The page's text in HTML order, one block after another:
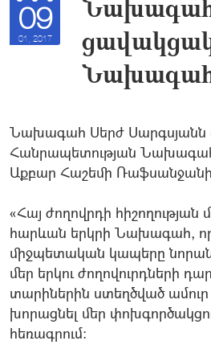
09
01, 2017
Նախագահ
Նախագահ Սերժ Սարգսյանն
Հանրապետության
Աքբար Հաշեմի
«Հայ ժողովրդի
հարևան երկրի Նախագահ,
միջպետական կապերը
մեր երկու ժողովուրդների
տարիներին ստեղծված ամուր
խորացնել մեր
հեռագրում: